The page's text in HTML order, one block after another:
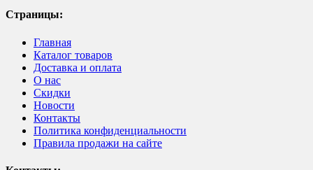
Страницы:
Главная
Каталог товаров
Доставка и оплата
О нас
Скидки
Новости
Контакты
Политика конфиденциальности
Правила продажи на сайте